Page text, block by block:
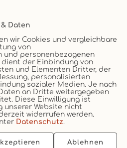
Daten
wir Cookies und vergleichbare
von
und personenbezogenen
dient der Einbindung von
und Elementen Dritter, der
personalisierten
sozialer Medien. Je nach
an Dritte weitergegeben
Diese Einwilligung ist
unserer Website nicht
widerrufen werden.
Datenschutz.
Ablehnen
und-sparen.de